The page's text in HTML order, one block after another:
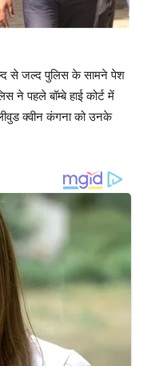
से जल्द पुलिस के सामने पेश
ने पहले बॉम्बे हाई कोर्ट में
क्वीन कंगना को उनके